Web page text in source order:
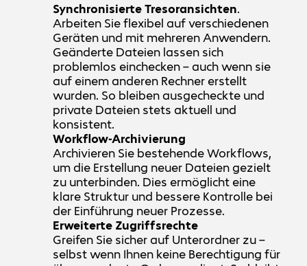
Synchronisierte Tresoransichten.
Arbeiten Sie flexibel auf verschiedenen
Geräten und mit mehreren Anwendern.
Geänderte Dateien lassen sich
problemlos einchecken – auch wenn sie
auf einem anderen Rechner erstellt
wurden. So bleiben ausgecheckte und
private Dateien stets aktuell und
konsistent.
Workflow-Archivierung
Archivieren Sie bestehende Workflows,
um die Erstellung neuer Dateien gezielt
zu unterbinden. Dies ermöglicht eine
klare Struktur und bessere Kontrolle bei
der Einführung neuer Prozesse.
Erweiterte Zugriffsrechte
Greifen Sie sicher auf Unterordner zu –
selbst wenn Ihnen keine Berechtigung für